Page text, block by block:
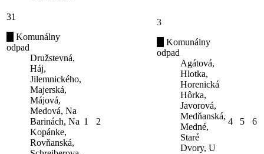
31
Komunálny
odpad
Družstevná,
Háj,
Jilemnického,
Majerská,
Májová,
Medová, Na
Barinách, Na
Kopánke,
Rovňanská,
1 2
3
Komunálny
odpad
Agátová,
Hlotka,
Horenická
Hôrka,
Javorová,
Medňanská,
Medné,
Staré
Dvory, U
4 5 6